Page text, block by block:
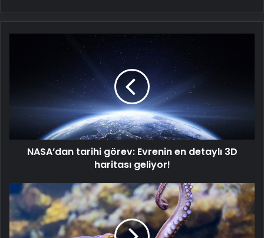
geliyor!
NASA’dan tarihi görev: Evrenin en detaylı 3D
haritası geliyor!
Ahtapotların
cinsiyeti
nasıl
belirleniyor?